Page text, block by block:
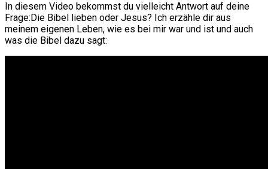
In diesem Video bekommst du vielleicht Antwort auf deine
Frage:Die Bibel lieben oder Jesus? Ich erzähle dir aus
meinem eigenen Leben, wie es bei mir war und ist und auch
was die Bibel dazu sagt: